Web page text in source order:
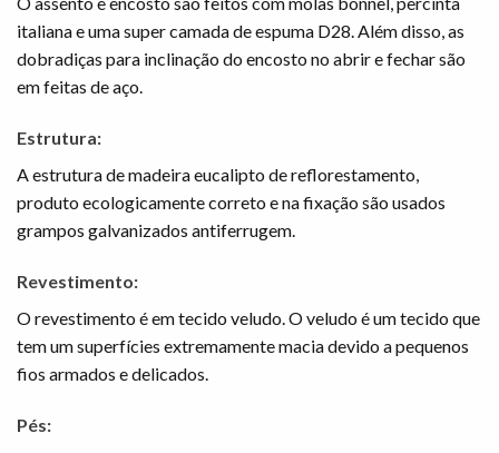
italiana e uma super camada de espuma D28. Além disso, as
dobradiças para inclinação do encosto no abrir e fechar são
em feitas de aço.
Estrutura:
A estrutura de madeira eucalipto de reflorestamento,
produto ecologicamente correto e na fixação são usados
grampos galvanizados antiferrugem.
Revestimento:
O revestimento é em tecido veludo. O veludo é um tecido que
tem um superfícies extremamente macia devido a pequenos
fios armados e delicados.
Pés: